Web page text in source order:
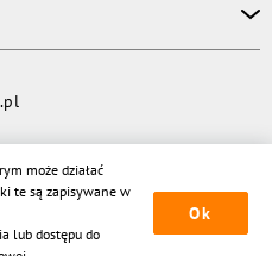
może działać
te są zapisywane w
lub dostępu do
Ok